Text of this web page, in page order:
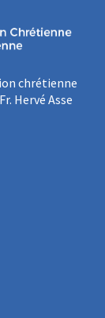
chrétienne
Hervé Asse